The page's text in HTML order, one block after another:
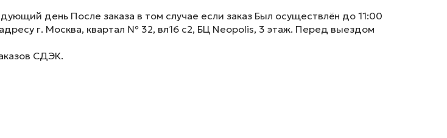
день После заказа в том случае если заказ Был осуществлён до 11:00
г. Москва, квартал № 32, вл16 с2, БЦ Neopolis, 3 этаж. Перед выездом
СДЭК.